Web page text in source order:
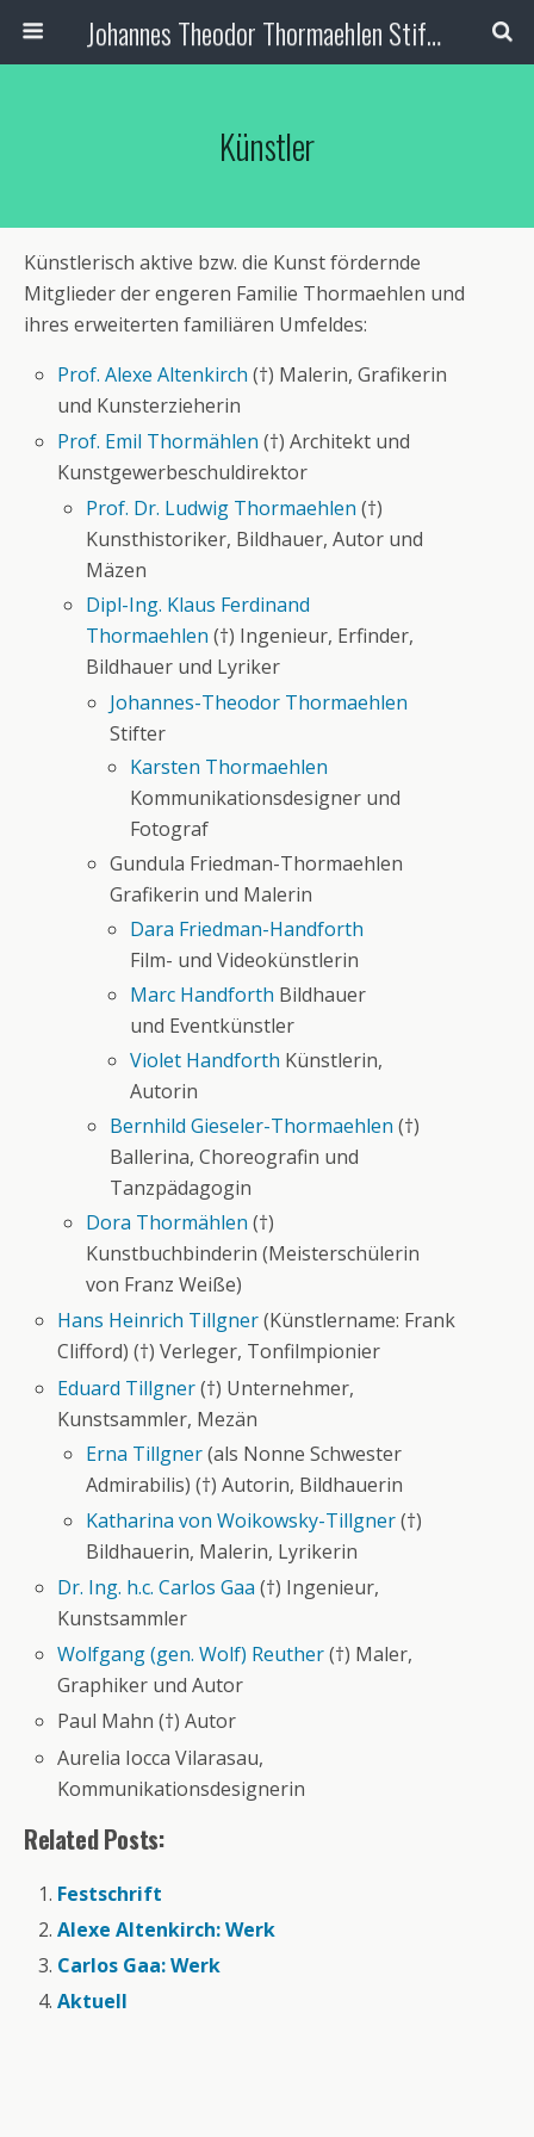
Johannes Theodor Thormaehlen Stiftung
Künstler
Künstlerisch aktive bzw. die Kunst fördernde
Mitglieder der engeren Familie Thormaehlen und
ihres erweiterten familiären Umfeldes:
Prof. Alexe Altenkirch (†) Malerin, Grafikerin
und Kunsterzieherin
Prof. Emil Thormählen (†) Architekt und
Kunstgewerbeschuldirektor
Prof. Dr. Ludwig Thormaehlen (†)
Kunsthistoriker, Bildhauer, Autor und
Mäzen
Dipl-Ing. Klaus Ferdinand
Thormaehlen (†) Ingenieur, Erfinder,
Bildhauer und Lyriker
Johannes-Theodor Thormaehlen
Stifter
Karsten Thormaehlen
Kommunikationsdesigner und
Fotograf
Gundula Friedman-Thormaehlen
Grafikerin und Malerin
Dara Friedman-Handforth
Film- und Videokünstlerin
Marc Handforth Bildhauer
und Eventkünstler
Violet Handforth Künstlerin,
Autorin
Bernhild Gieseler-Thormaehlen (†)
Ballerina, Choreografin und
Tanzpädagogin
Dora Thormählen (†)
Kunstbuchbinderin (Meisterschülerin
von Franz Weiße)
Hans Heinrich Tillgner(Künstlername: Frank
Clifford) (†) Verleger, Tonfilmpionier
Eduard Tillgner(†) Unternehmer,
Kunstsammler, Mezän
Erna Tillgner(als Nonne Schwester
Admirabilis) (†) Autorin, Bildhauerin
Katharina von Woikowsky-Tillgner(†)
Bildhauerin, Malerin, Lyrikerin
Dr. Ing. h.c. Carlos Gaa (†) Ingenieur,
Kunstsammler
Wolfgang (gen. Wolf) Reuther(†) Maler,
Graphiker und Autor
Paul Mahn (†) Autor
Aurelia Iocca Vilarasau,
Kommunikationsdesignerin
Related Posts:
Festschrift
Alexe Altenkirch: Werk
Carlos Gaa: Werk
Aktuell